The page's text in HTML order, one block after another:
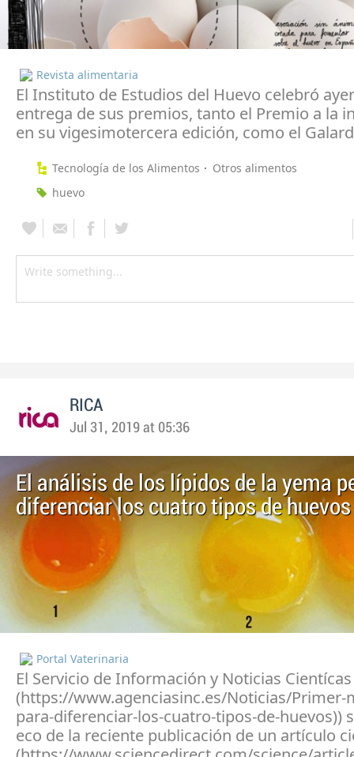
Revista alimentaria
El Instituto de Estudios del Huevo celebró
entrega de sus premios, tanto el Premio a la
en su vigesimotercera edición, como el
Tecnología de los Alimentos
Otros alimentos
huevo
RICA
Jul 31, 2019 at 05:36
El análisis de los lípidos de la yema
diferenciar los cuatro tipos de huevos
Portal Vaterinaria
El Servicio de Información y Noticias Cientícas
(https://www.agenciasinc.es/Noticias/Primer-
para-diferenciar-los-cuatro-tipos-de-huevos))
eco de la reciente publicación de un artículo